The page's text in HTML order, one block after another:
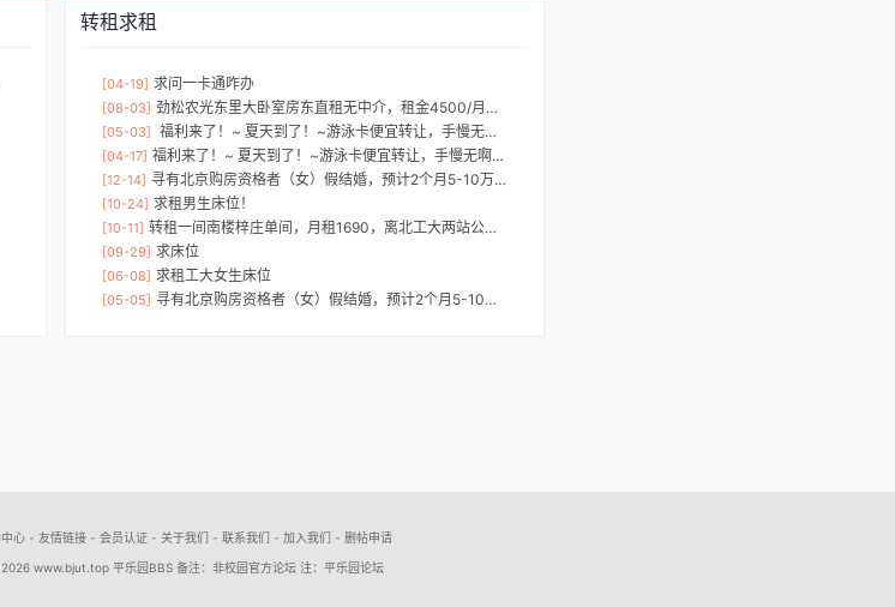
转租求租
[04-19] 求问一卡通咋办
[08-03] 劲松农光东里大卧室房东直租无中介，租金4500/月可议，qq574984211
[05-03] 福利来了！~ 夏天到了！~游泳卡便宜转让，手慢无啊！~~
[04-17] 福利来了！~ 夏天到了！~游泳卡便宜转让，手慢无啊！~~
[12-14] 寻有北京购房资格者（女）假结婚，预计2个月5-10万酬谢！
[10-24] 求租男生床位！
[10-11] 转租一间南楼梓庄单间，月租1690，离北工大两站公交，可两人居住。
[09-29] 求床位
[06-08] 求租工大女生床位
[05-05] 寻有北京购房资格者（女）假结婚，预计2个月5-10万酬谢！
心 - 友情链接 - 会员认证 - 关于我们 - 联系我们 - 加入我们 - 删帖申请
www.bjut.top平乐园BBS 备注：非校园官方论坛 注：平乐园论坛